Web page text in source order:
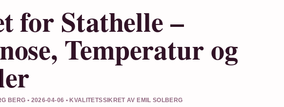
for Stathelle –
Temperatur og
BERG • 2026-04-06 • KVALITETSSIKRET AV EMIL SOLBERG